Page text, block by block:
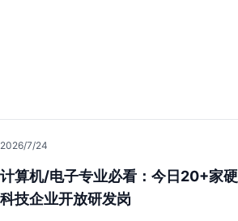
2026/7/24
计算机/电子专业必看：今日20+家硬
科技企业开放研发岗